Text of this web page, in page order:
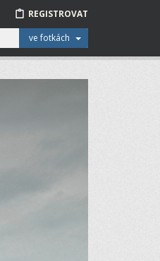
ve fotkách
REGISTROVAT